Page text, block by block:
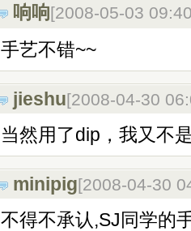
响响[2008-05-03
手艺不错~~
jieshu[2008-04-30
当然用了dip，我又不
minipig[2008-04-30
不得不承认,SJ同学的